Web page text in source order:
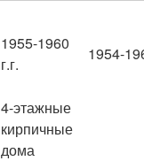
1955-1960
г.г.
1954-
4-этажные
кирпичные
дома